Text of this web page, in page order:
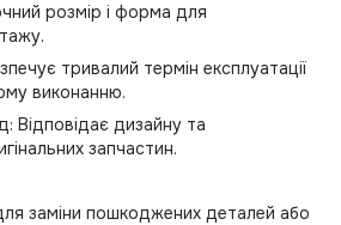
розмір і форма для
тривалий термін експлуатації
виконанню.
Відповідає дизайну та
запчастин.
заміни пошкоджених деталей або